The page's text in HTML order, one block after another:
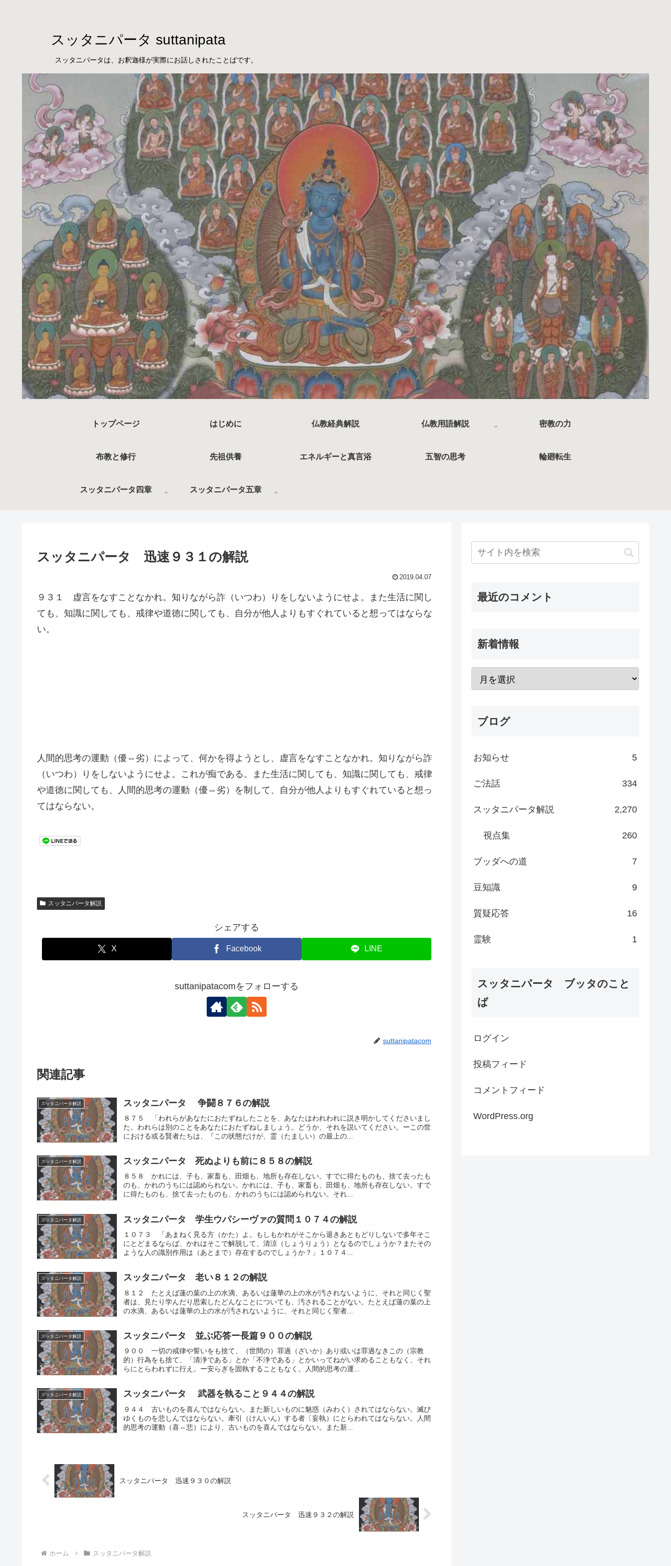
スッタニパータは、お釈迦様が実際にお話しされたことばです。
スッタニパータ suttanipata
トップページ はじめに 仏教経典解説 仏教用語解説 密教の力
布教と修行 先祖供養 エネルギーと真言浴 五智の思考 輪廻転生
スッタニパータ四章 スッタニパータ五章
スッタニパータ 迅速９３１の解説
2019.04.07
９３１ 虚言をなすことなかれ。知りながら詐（いつわ）りをしないようにせよ。また生活に関し
ても、知識に関しても、戒律や道徳に関しても、自分が他人よりもすぐれていると想ってはならな
い。
人間的思考の運動（優⇔劣）によって、何かを得ようとし、虚言をなすことなかれ。知りながら詐
（いつわ）りをしないようにせよ。これが痴である。また生活に関しても、知識に関しても、戒律
や道徳に関しても、人間的思考の運動（優⇔劣）を制して、自分が他人よりもすぐれていると想っ
てはならない。
スッタニパータ解説
シェアする
X Facebook LINE
suttanipatacomをフォローする
suttanipatacom
関連記事
スッタニパータ解説 スッタニパータ 争闘８７６の解説
８７５ 「われらがあなたにおたずねしたことを、あなたはわれわれに説き明かしてくださいまし
た。われらは別のことをあなたにおたずねしましょう。どうか、それを説いてください。ーこの世
における或る賢者たちは、『この状態だけが、霊（たましい）の最上の...
スッタニパータ解説 スッタニパータ 死ぬよりも前に８５８の解説
８５８ かれには、子も、家畜も、田畑も、地所も存在しない。すでに得たものも、捨て去ったも
のも、かれのうちには認められない。かれには、子も、家畜も、田畑も、地所も存在しない。すで
に得たものも、捨て去ったものも、かれのうちには認められない。それ...
スッタニパータ解説 スッタニパータ 学生ウパシーヴァの質問１０７４の解説
１０７３ 「あまねく見る方（かた）よ。もしもかれがそこから退きあともどりしないで多年そこ
にとどまるならば、かれはそこで解脱して、清涼（しょうりょう）となるのでしょうか？またその
ような人の識別作用は（あとまで）存在するのでしょうか？」１０７４...
スッタニパータ解説 スッタニパータ 老い８１２の解説
８１２ たとえば蓮の葉の上の水滴、あるいは蓮華の上の水が汚されないように、それと同じく聖
者は、見たり学んだり思索したどんなことについても、汚されることがない。たとえば蓮の葉の上
の水滴、あるいは蓮華の上の水が汚されないように、それと同じく聖者...
スッタニパータ解説 スッタニパータ 並ぶ応答ー長篇９００の解説
９００ 一切の戒律や誓いをも捨て、（世間の）罪過（ざいか）あり或いは罪過なきこの（宗教
的）行為をも捨て、「清浄である」とか「不浄である」とかいってねがい求めることもなく、それ
らにとらわれずに行え。ー安らぎを固執することもなく。人間的思考の運...
スッタニパータ解説 スッタニパータ 武器を執ること９４４の解説
９４４ 古いものを喜んではならない。また新しいものに魅惑（みわく）されてはならない。滅び
ゆくものを悲しんではならない。牽引（けんいん）する者〔妄執）にとらわれてはならない。人間
的思考の運動（喜⇔悲）により、古いものを喜んではならない。また新...
スッタニパータ 迅速９３０の解説
スッタニパータ 迅速９３２の解説
ホーム スッタニパータ解説
最近のコメント
新着情報
ブログ
お知らせ 5
ご法話 334
スッタニパータ解説 2,270
視点集 260
ブッダへの道 7
豆知識 9
質疑応答 16
霊験 1
スッタニパータ ブッタのこと
ば
ログイン
投稿フィード
コメントフィード
WordPress.org